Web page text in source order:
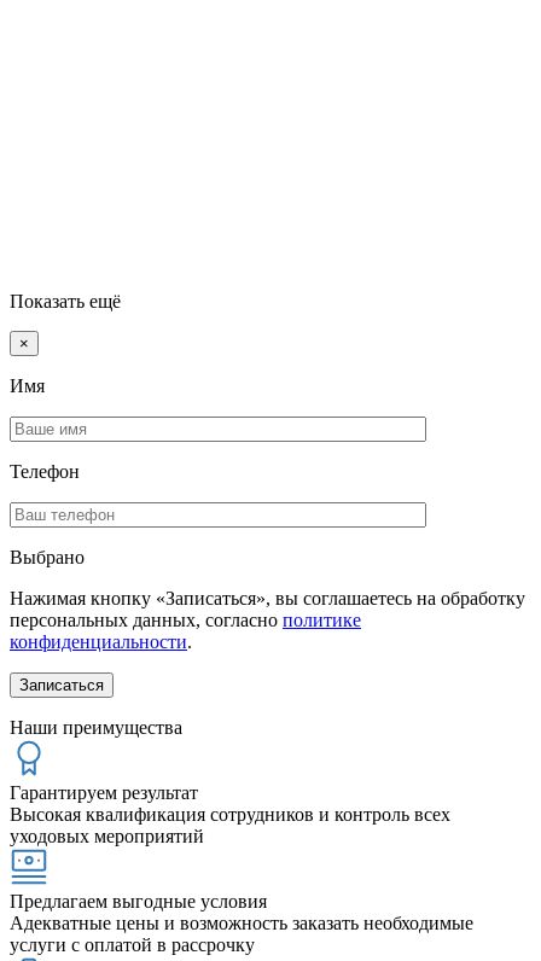
Показать ещё
×
Имя
Телефон
Выбрано
Нажимая кнопку «Записаться», вы соглашаетесь на обработку
персональных данных, согласно политике
конфиденциальности.
Наши преимущества
Гарантируем результат
Высокая квалификация сотрудников и контроль всех
уходовых мероприятий
Предлагаем выгодные условия
Адекватные цены и возможность заказать необходимые
услуги с оплатой в рассрочку